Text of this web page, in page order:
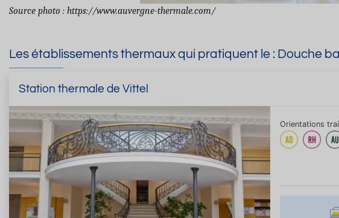
Source photo : https://www.auvergne-thermale.com/
Les établissements thermaux qui pratiquent le : Douche
Station thermale de Vittel
Orientations